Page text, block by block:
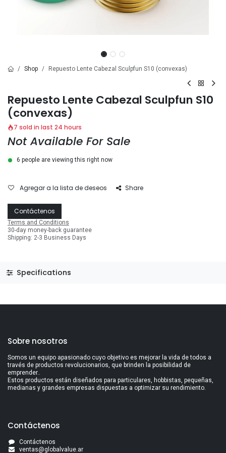
Shop Repuesto Lente Cabezal Sculpfun S10 (convexas)
Repuesto Lente Cabezal Sculpfun S10
(convexas)
7 sold in last 24 hours
Not Available For Sale
6 people are viewing this right now
Agregar a la lista de deseos Share
Contáctenos
Terms and Conditions
30-day money-back guarantee
Shipping: 2-3 Business Days
Specifications
Sobre nosotros
Somos un equipo apasionado cuyo objetivo es mejorar la vida de todos a
través de productos revolucionarios, que brinden la posibilidad de
emprender..
Estos productos están diseñados para particulares, hobbistas, pequeñas,
medianas y grandes empresas dispuestas a optimizar su rendimiento.
Contáctenos
Contáctenos
ventas@globalvalue.ar